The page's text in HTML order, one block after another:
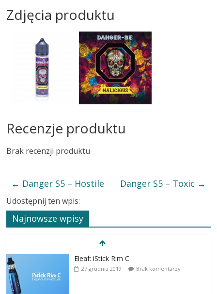
Zdjęcia produktu
Recenzje produktu
Brak recenzji produktu
← Danger S5 – Hostile Danger S5 – Toxic →
Udostępnij ten wpis:
Najnowsze wpisy
Eleaf: iStick Rim C
27 grudnia 2019 Brak komentarzy